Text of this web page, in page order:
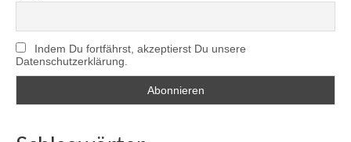
Indem Du fortfährst, akzeptierst Du unsere
Datenschutzerklärung.